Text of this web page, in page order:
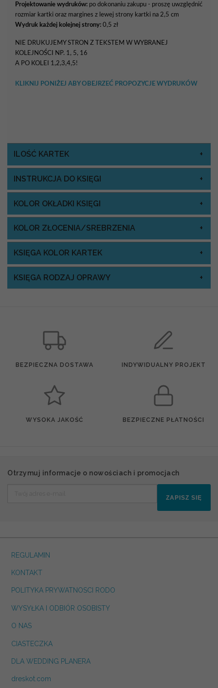
Projektowanie wydruków: po dokonaniu zakupu - proszę uwzględnić
rozmiar kartki oraz margines z lewej strony kartki na 2,5 cm
Wydruk każdej kolejnej strony: 0,5 zł
NIE DRUKUJEMY STRON Z TEKSTEM W WYBRANEJ
KOLEJNOŚCI NP. 1, 5, 16
A PO KOLEI 1,2,3,4,5!
KLIKNIJ PONIŻEJ ABY OBEJRZEĆ PROPOZYCJE WYDRUKÓW
ILOŚĆ KARTEK
INSTRUKCJA DO KSIĘGI
KOLOR OKŁADKI KSIĘGI
KOLOR ZŁOCENIA/SREBRZENIA
KSIĘGA KOLOR KARTEK
KSIĘGA RODZAJ OPRAWY
BEZPIECZNA DOSTAWA INDYWIDUALNY PROJEKT
WYSOKA JAKOŚĆ BEZPIECZNE PŁATNOŚCI
Otrzymuj informacje o nowościach i promocjach
ZAPISZ SIĘ
REGULAMIN
KONTAKT
POLITYKA PRYWATNOSCI RODO
WYSYŁKA I ODBIÓR OSOBISTY
O NAS
CIASTECZKA
DLA WEDDING PLANERA
dreskot.com